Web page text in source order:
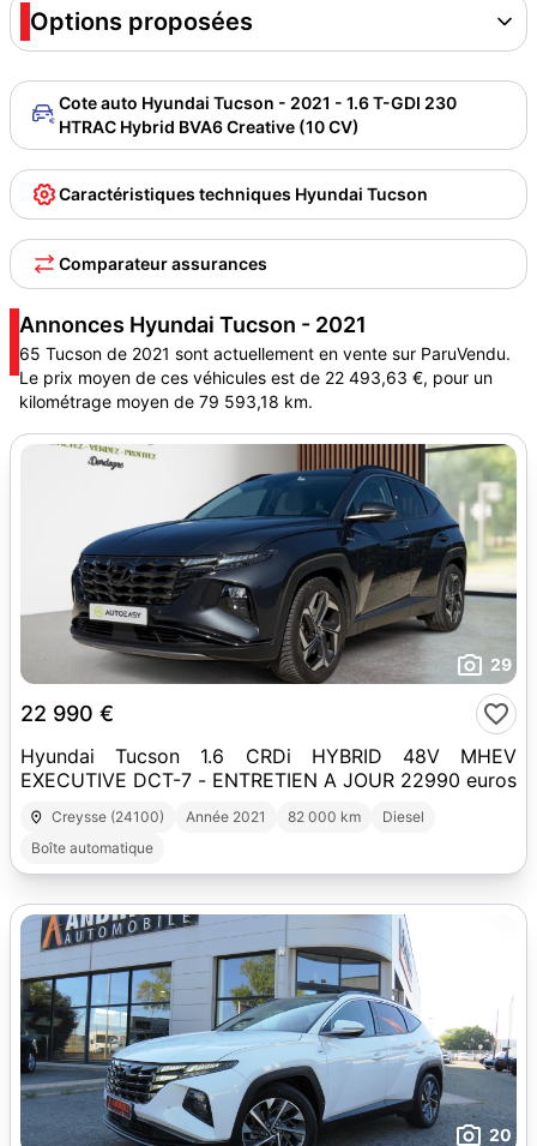
Options proposées
Cote auto Hyundai Tucson - 2021 - 1.6 T-GDI 230
HTRAC Hybrid BVA6 Creative (10 CV)
Caractéristiques techniques Hyundai Tucson
Comparateur assurances
Annonces Hyundai Tucson - 2021
65 Tucson de 2021 sont actuellement en vente sur ParuVendu.
Le prix moyen de ces véhicules est de 22 493,63 €, pour un
kilométrage moyen de 79 593,18 km.
29
22 990 €
Hyundai Tucson 1.6 CRDi HYBRID 48V MHEV
EXECUTIVE DCT-7 - ENTRETIEN A JOUR 22990 euros
Creysse (24100) Année 2021 82 000 km
Diesel
Boîte automatique
20